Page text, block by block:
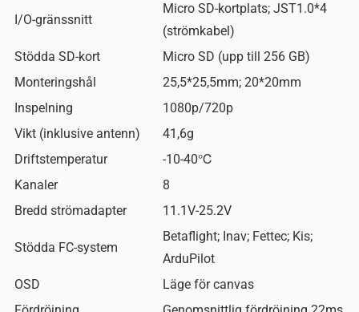
I/O-gränssnitt
Micro SD-kortplats; JST1.0*4
(strömkabel)
Stödda SD-kort
Micro SD (upp till 256 GB)
Monteringshål
25,5*25,5mm; 20*20mm
Inspelning
1080p/720p
Vikt (inklusive antenn)
41,6g
Driftstemperatur
-10-40℃
Kanaler
8
Bredd strömadapter
11.1V-25.2V
Stödda FC-system
Betaflight; Inav; Fettec; Kis;
ArduPilot
OSD
Läge för canvas